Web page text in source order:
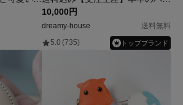
10,000円
dreamy-house
送料無料
5.0 (735) トップブランド